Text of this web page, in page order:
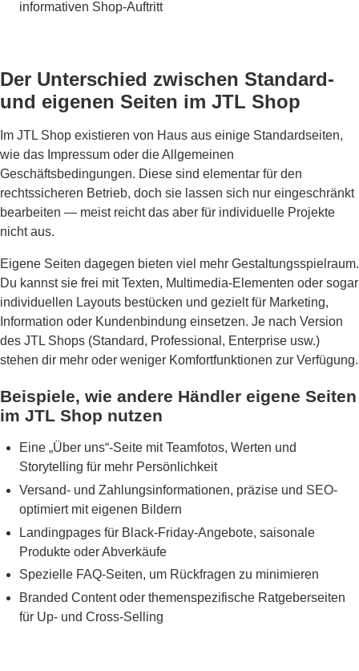
informativen Shop-Auftritt
Der Unterschied zwischen Standard-
und eigenen Seiten im JTL Shop
Im JTL Shop existieren von Haus aus einige Standardseiten,
wie das Impressum oder die Allgemeinen
Geschäftsbedingungen. Diese sind elementar für den
rechtssicheren Betrieb, doch sie lassen sich nur eingeschränkt
bearbeiten — meist reicht das aber für individuelle Projekte
nicht aus.
Eigene Seiten dagegen bieten viel mehr Gestaltungsspielraum.
Du kannst sie frei mit Texten, Multimedia-Elementen oder sogar
individuellen Layouts bestücken und gezielt für Marketing,
Information oder Kundenbindung einsetzen. Je nach Version
des JTL Shops (Standard, Professional, Enterprise usw.)
stehen dir mehr oder weniger Komfortfunktionen zur Verfügung.
Beispiele, wie andere Händler eigene Seiten
im JTL Shop nutzen
Eine „Über uns“-Seite mit Teamfotos, Werten und
Storytelling für mehr Persönlichkeit
Versand- und Zahlungsinformationen, präzise und SEO-
optimiert mit eigenen Bildern
Landingpages für Black-Friday-Angebote, saisonale
Produkte oder Abverkäufe
Spezielle FAQ-Seiten, um Rückfragen zu minimieren
Branded Content oder themenspezifische Ratgeberseiten
für Up- und Cross-Selling